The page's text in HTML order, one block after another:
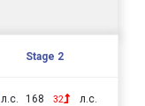
Stage 2
л.с. 168 32 л.с.